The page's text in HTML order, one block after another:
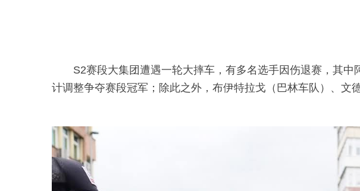
S2赛段大集团遭遇一轮大摔车，有多名选手因伤退赛，其
计调整争夺赛段冠军；除此之外，布伊特拉戈（巴林车队）、文